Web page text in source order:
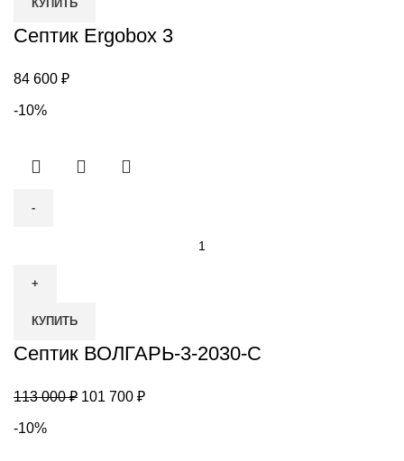
КУПИТЬ
Септик Ergobox 3
84 600 ₽
-10%
Септик
2030-
С
КУПИТЬ
Септик ВОЛГАРЬ-3-2030-С
113 000₽ Первоначальная
101 700 ₽Текущая
-10%